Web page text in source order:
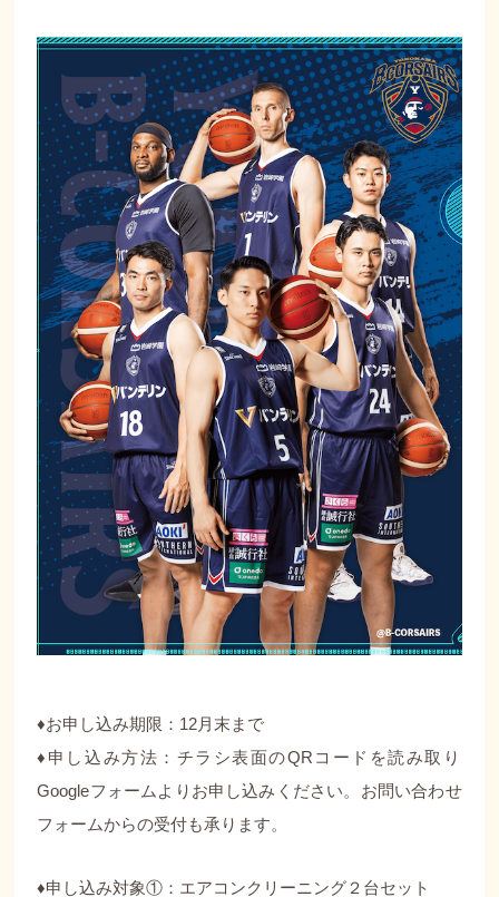
♦︎お申し込み期限：12月末まで
♦︎申し込み方法：チラシ表面のQRコードを読み取り
Googleフォームよりお申し込みください。お問い合わせ
フォームからの受付も承ります。
♦︎申し込み対象①：エアコンクリーニング２台セット